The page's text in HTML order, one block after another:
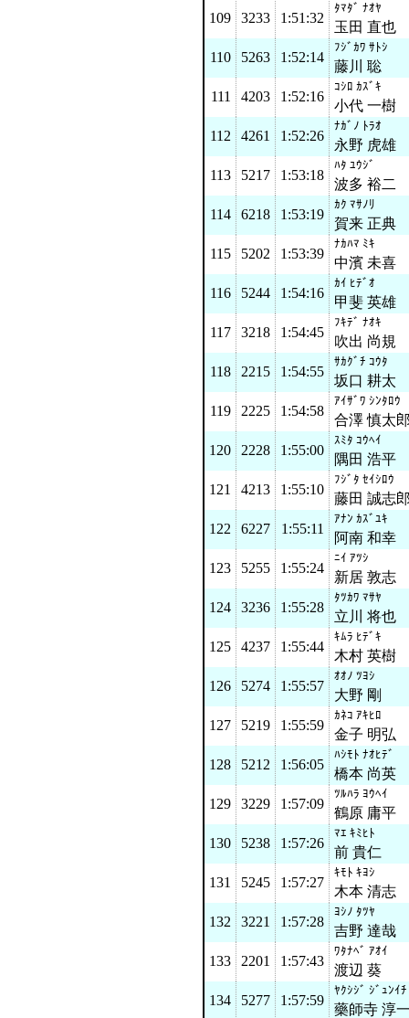
109
3233 1:51:32
ﾀﾏﾀﾞ ﾅｵﾔ
玉田 直也
110
5263 1:52:14
ﾌｼﾞｶﾜ ｻﾄｼ
藤川 聡
111
4203 1:52:16
ｺｼﾛ ｶｽﾞｷ
小代 一樹
112
4261 1:52:26
ﾅｶﾞﾉ ﾄﾗｵ
永野 虎雄
113
5217 1:53:18
ﾊﾀ ﾕｳｼﾞ
波多 裕二
114
6218 1:53:19
ｶｸ ﾏｻﾉﾘ
賀来 正典
115
5202 1:53:39
ﾅｶﾊﾏ ﾐｷ
中濱 未喜
116
5244 1:54:16
ｶｲ ﾋﾃﾞｵ
甲斐 英雄
117
3218 1:54:45
ﾌｷﾃﾞ ﾅｵｷ
吹出 尚規
118
2215 1:54:55
ｻｶｸﾞﾁ ｺｳﾀ
坂口 耕太
119
2225 1:54:58
ｱｲｻﾞﾜ ｼﾝﾀﾛｳ
合澤 慎太
120
2228 1:55:00
ｽﾐﾀ ｺｳﾍｲ
隅田 浩平
121
4213 1:55:10
ﾌｼﾞﾀ ｾｲｼﾛｳ
藤田 誠志
122
6227 1:55:11
ｱﾅﾝ ｶｽﾞﾕｷ
阿南 和幸
123
5255 1:55:24
ﾆｲ ｱﾂｼ
新居 敦志
124
3236 1:55:28
ﾀﾂｶﾜ ﾏｻﾔ
立川 将也
125
4237 1:55:44
ｷﾑﾗ ﾋﾃﾞｷ
木村 英樹
126
5274 1:55:57
ｵｵﾉ ﾂﾖｼ
大野 剛
127
5219 1:55:59
ｶﾈｺ ｱｷﾋﾛ
金子 明弘
128
5212 1:56:05
ﾊｼﾓﾄ ﾅｵﾋﾃﾞ
橋本 尚英
129
3229 1:57:09
ﾂﾙﾊﾗ ﾖｳﾍｲ
鶴原 庸平
130
5238 1:57:26
ﾏｴ ｷﾐﾋﾄ
前 貴仁
131
5245 1:57:27
ｷﾓﾄ ｷﾖｼ
木本 清志
132
3221 1:57:28
ﾖｼﾉ ﾀﾂﾔ
吉野 達哉
133
2201 1:57:43
ﾜﾀﾅﾍﾞ ｱｵｲ
渡辺 葵
134
5277 1:57:59
ﾔｸｼｼﾞ ｼﾞｭﾝｲﾁ
藥師寺 淳